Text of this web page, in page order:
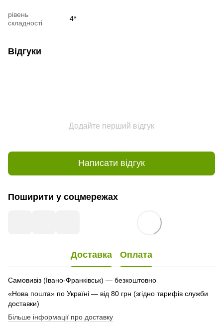
рівень
складності
4*
Відгуки
Додайте перший відгук
Написати відгук
Поширити у соцмережах
Доставка Оплата
Самовивіз (Івано-Франківськ) — безкоштовно
«Нова пошта» по Україні — від 80 грн (згідно тарифів служби
доставки)
Більше інформації про доставку